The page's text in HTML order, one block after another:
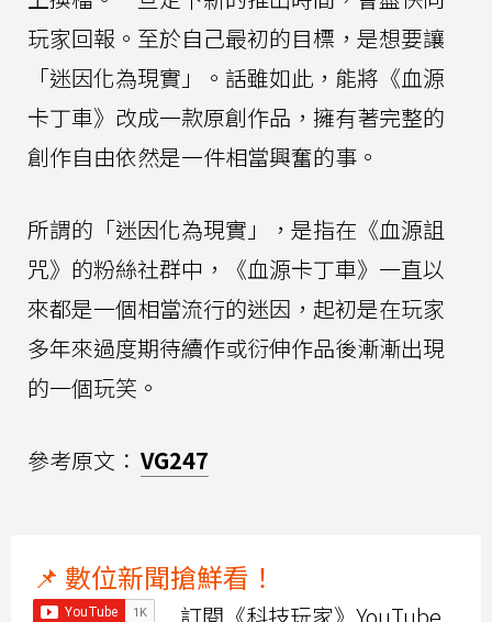
玩家回報。至於自己最初的目標，是想要讓
「迷因化為現實」。話雖如此，能將《血源
卡丁車》改成一款原創作品，擁有著完整的
創作自由依然是一件相當興奮的事。
所謂的「迷因化為現實」，是指在《血源詛
咒》的粉絲社群中，《血源卡丁車》一直以
來都是一個相當流行的迷因，起初是在玩家
多年來過度期待續作或衍伸作品後漸漸出現
的一個玩笑。
參考原文： VG247
📌 數位新聞搶鮮看！